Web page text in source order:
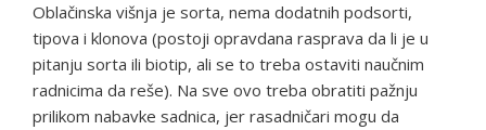
Oblačinska višnja je sorta, nema dodatnih podsorti,
tipova i klonova (postoji opravdana rasprava da li je u
pitanju sorta ili biotip, ali se to treba ostaviti naučnim
radnicima da reše). Na sve ovo treba obratiti pažnju
prilikom nabavke sadnica, jer rasadničari mogu da